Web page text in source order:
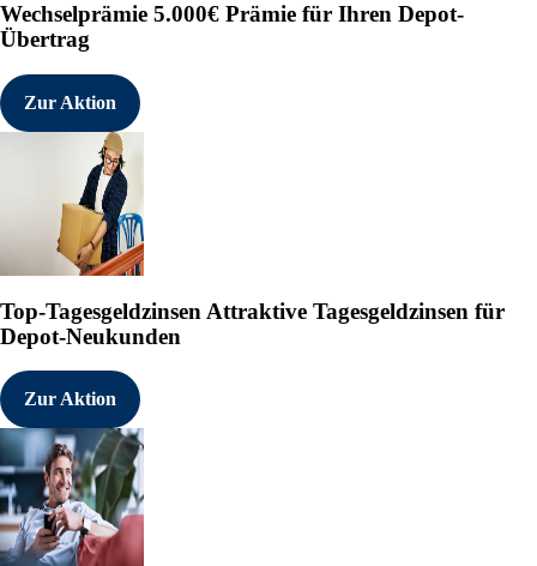
Wechselprämie 5.000€ Prämie für Ihren Depot-
Übertrag
Zur Aktion
Top-Tagesgeldzinsen Attraktive Tagesgeldzinsen für
Depot-Neukunden
Zur Aktion